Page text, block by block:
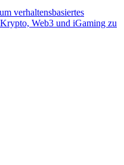
verhaltensbasiertes
Web3 und iGaming zu